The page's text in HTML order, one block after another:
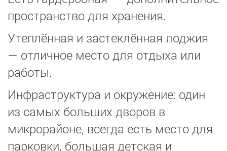
пространство для хранения.
Утеплённая и застеклённая лоджия
— отличное место для отдыха или
работы.
Инфраструктура и окружение: один
из самых больших дворов в
микрорайоне, всегда есть место для
парковки, большая детская и